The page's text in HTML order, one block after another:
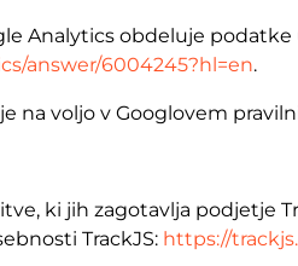
Analytics obdeluje
answer/6004245?hl=en.
na voljo v Googlovem
ki jih zagotavlja podjetje
TrackJS: https://